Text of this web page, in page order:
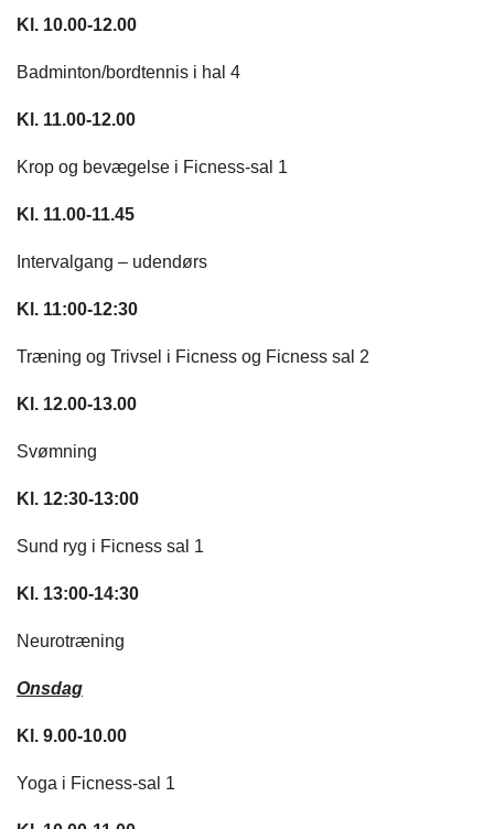
Kl. 10.00-12.00
Badminton/bordtennis i hal 4
Kl. 11.00-12.00
Krop og bevægelse i Ficness-sal 1
Kl. 11.00-11.45
Intervalgang – udendørs
Kl. 11:00-12:30
Træning og Trivsel i Ficness og Ficness sal 2
Kl. 12.00-13.00
Svømning
Kl. 12:30-13:00
Sund ryg i Ficness sal 1
Kl. 13:00-14:30
Neurotræning
Onsdag
Kl. 9.00-10.00
Yoga i Ficness-sal 1